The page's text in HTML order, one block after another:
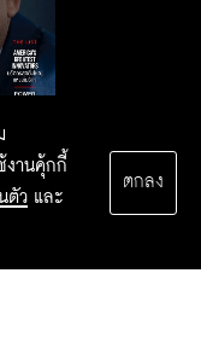
งานคุ้กกี้
ตัว และ
ตกลง
RESERVED